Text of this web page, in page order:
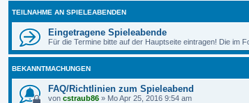
TEILNAHME AN SPIELEABENDEN
Eingetragene Spieleabende
Für die Termine bitte auf der Hauptseite eintragen! Die im
BEKANNTMACHUNGEN
FAQ/Richtlinien zum Spieleabend
von cstraub86 » Mo Apr 25, 2016 9:54 am